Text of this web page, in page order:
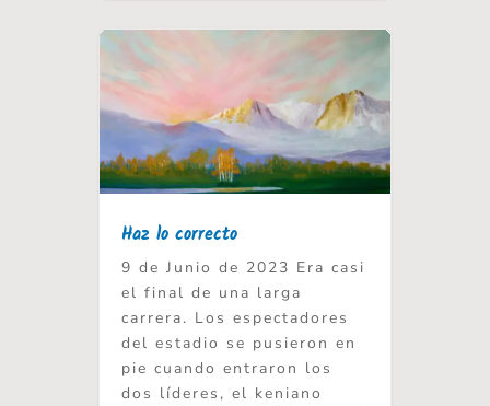
Haz lo correcto
9 de Junio de 2023 Era casi
el final de una larga
carrera. Los espectadores
del estadio se pusieron en
pie cuando entraron los
dos líderes, el keniano